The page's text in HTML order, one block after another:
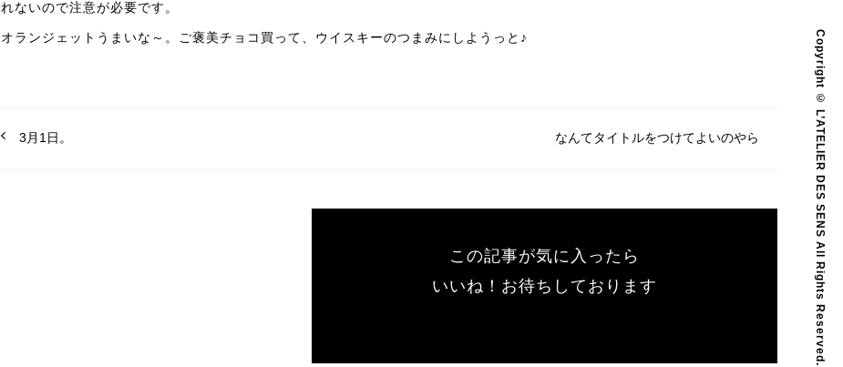
れないので注意が必要です。
オランジェットうまいな～。ご褒美チョコ買って、ウイスキーのつまみにしようっと♪
3月1日。 なんてタイトルをつけてよいのやら
この記事が気に入ったら
いいね！お待ちしております
Copyright © L’ATELIER DES SENS All Rights Reserved.